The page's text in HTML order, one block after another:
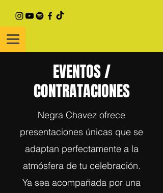
EVENTOS /
CONTRATACIONES
Negra Chavez ofrece
presentaciones únicas que se
adaptan perfectamente a la
atmósfera de tu celebración.
Ya sea acompañada por una